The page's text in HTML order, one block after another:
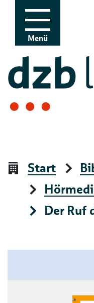
Zur Navigation
Zum Inhalt
Menü
Start
Der Ruf